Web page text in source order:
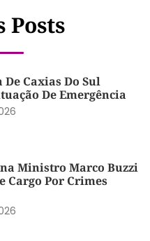
Posts
Caxias Do Sul
De Emergência
Ministro Marco Buzzi
Cargo Por Crimes